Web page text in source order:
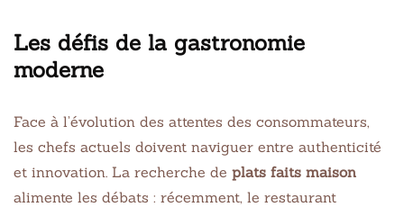
Les défis de la gastronomie
moderne
Face à l’évolution des attentes des consommateurs,
les chefs actuels doivent naviguer entre authenticité
et innovation. La recherche de plats faits maison
alimente les débats : récemment, le restaurant